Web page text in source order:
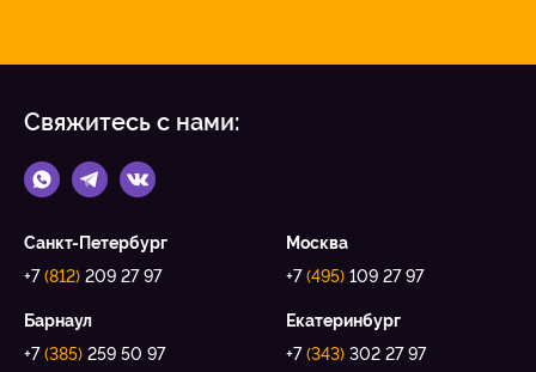
Свяжитесь с нами:
Санкт-Петербург
+7(812) 209 27 97
Москва
+7(495) 109 27 97
Барнаул
+7(385) 259 50 97
Екатеринбург
+7(343) 302 27 97